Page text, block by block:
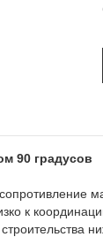
90 градусов
к